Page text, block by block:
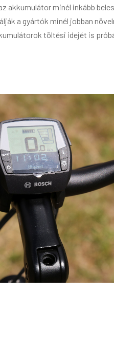
akkumulátor minél inkább
a gyártók minél jobban
töltési idejét is